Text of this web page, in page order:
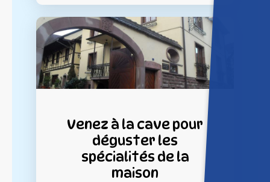
Venez à la cave pour
déguster les
spécialités de la
maison